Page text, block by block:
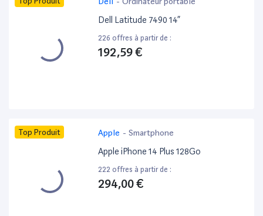
Dell Latitude 7490 14”
226 offres à partir de :
192,59 €
Top Produit Apple - Smartphone
Apple iPhone 14 Plus 128Go
222 offres à partir de :
294,00 €